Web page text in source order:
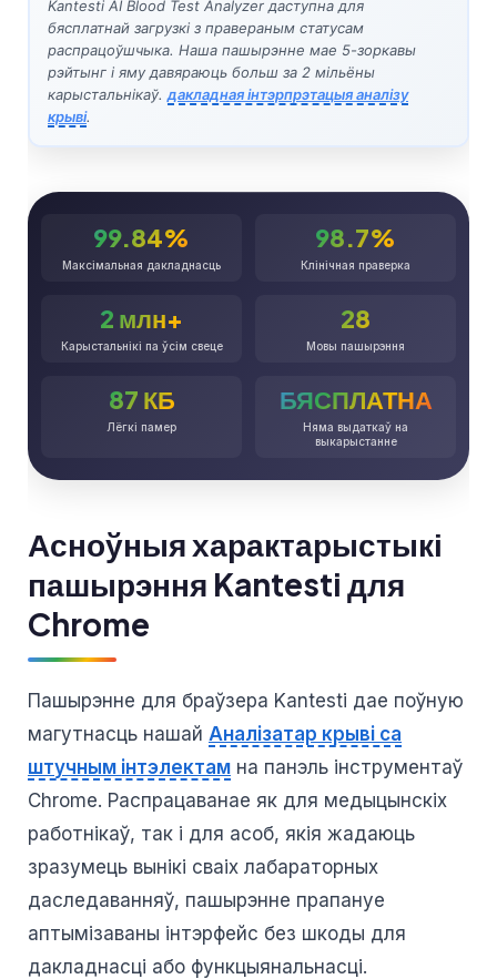
Kantesti AI Blood Test Analyzer даступна для
бясплатнай загрузкі з правераным статусам
распрацоўшчыка. Наша пашырэнне мае 5-зоркавы
рэйтынг і яму давяраюць больш за 2 мільёны
карыстальнікаў. дакладная інтэрпрэтацыя аналізу
крыві.
99.84%
Максімальная дакладнасць
98.7%
Клінічная праверка
2 млн+
Карыстальнікі па ўсім свеце
28
Мовы пашырэння
87 КБ
Лёгкі памер
БЯСПЛАТНА
Няма выдаткаў на
выкарыстанне
Асноўныя характарыстыкі
пашырэння Kantesti для
Chrome
Пашырэнне для браўзера Kantesti дае поўную
магутнасць нашай Аналізатар крыві са
штучным інтэлектам на панэль інструментаў
Chrome. Распрацаванае як для медыцынскіх
работнікаў, так і для асоб, якія жадаюць
зразумець вынікі сваіх лабараторных
даследаванняў, пашырэнне прапануе
аптымізаваны інтэрфейс без шкоды для
дакладнасці або функцыянальнасці.